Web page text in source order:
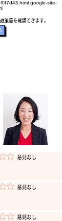
google-site-
政策等を確認できます。
​意見なし
​意見なし
​意見なし